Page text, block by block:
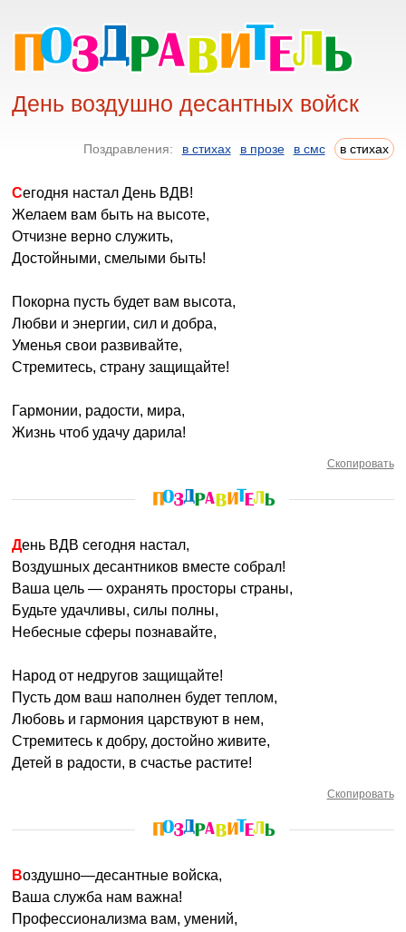
День воздушно десантных войск
Поздравления: в стихах в прозе в смс в стихах
Сегодня настал День ВДВ!
Желаем вам быть на высоте,
Отчизне верно служить,
Достойными, смелыми быть!
Покорна пусть будет вам высота,
Любви и энергии, сил и добра,
Уменья свои развивайте,
Стремитесь, страну защищайте!
Гармонии, радости, мира,
Жизнь чтоб удачу дарила!
Скопировать
День ВДВ сегодня настал,
Воздушных десантников вместе собрал!
Ваша цель — охранять просторы страны,
Будьте удачливы, силы полны,
Небесные сферы познавайте,
Народ от недругов защищайте!
Пусть дом ваш наполнен будет теплом,
Любовь и гармония царствуют в нем,
Стремитесь к добру, достойно живите,
Детей в радости, в счастье растите!
Скопировать
Воздушно—десантные войска,
Ваша служба нам важна!
Профессионализма вам, умений,